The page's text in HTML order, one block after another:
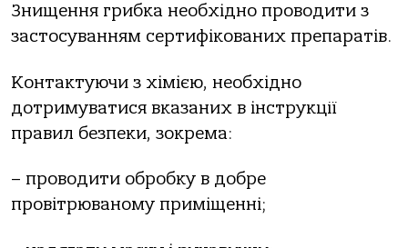
Знищення грибка необхідно проводити з
застосуванням сертифікованих препаратів.
Контактуючи з хімією, необхідно
дотримуватися вказаних в інструкції
правил безпеки, зокрема:
– проводити обробку в добре
провітрюваному приміщенні;